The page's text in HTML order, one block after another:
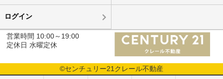
ログイン
営業時間 10:00～19:00
定休日 水曜定休
©センチュリー21クレール不動産